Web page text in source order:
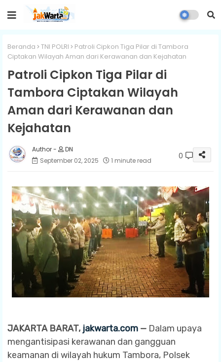
Beranda TNI POLRI
Patroli Cipkon Tiga Pilar di Tambora
Ciptakan Wilayah Aman dari Kerawanan dan Kejahatan
Patroli Cipkon Tiga Pilar di
Tambora Ciptakan Wilayah
Aman dari Kerawanan dan
Kejahatan
DN
September 02, 2025
1 minute read 0
JAKARTA BARAT, jakwarta.com — Dalam upaya
mengantisipasi kerawanan dan gangguan
keamanan di wilayah hukum Tambora, Polsek